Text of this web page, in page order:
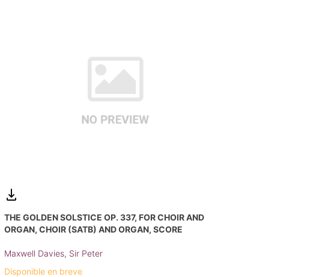
THE GOLDEN SOLSTICE OP. 337, FOR CHOIR AND
ORGAN, CHOIR (SATB) AND ORGAN, SCORE
Maxwell Davies, Sir Peter
Disponible en breve